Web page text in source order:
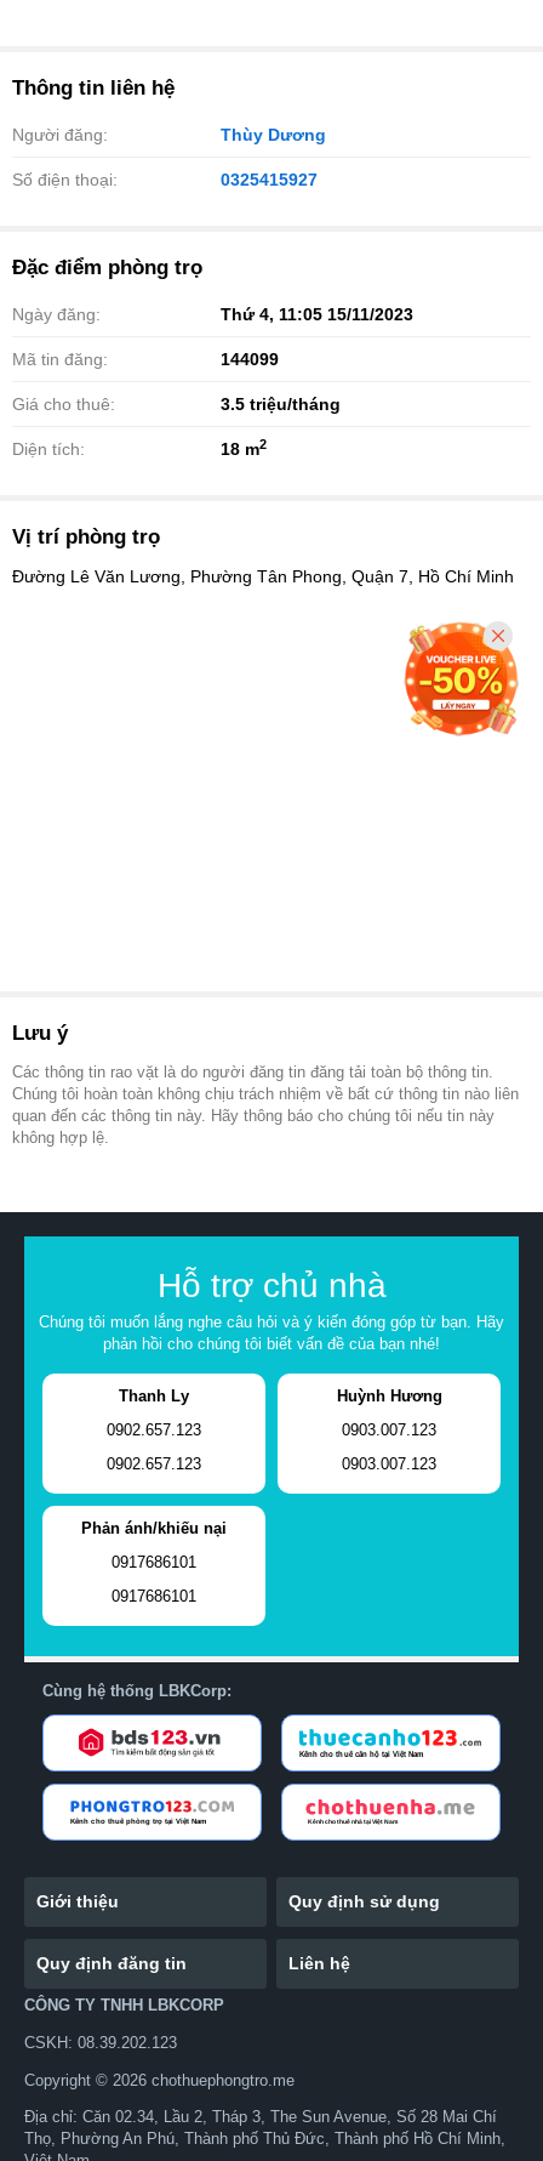
Thông tin liên hệ
Người đăng: Thùy Dương
Số điện thoại: 0325415927
Đặc điểm phòng trọ
Ngày đăng: Thứ 4, 11:05 15/11/2023
Mã tin đăng: 144099
Giá cho thuê: 3.5 triệu/tháng
Diện tích: 18 m2
Vị trí phòng trọ
Đường Lê Văn Lương, Phường Tân Phong, Quận 7, Hồ Chí Minh
Lưu ý
Các thông tin rao vặt là do người đăng tin đăng tải toàn bộ thông tin.
Chúng tôi hoàn toàn không chịu trách nhiệm về bất cứ thông tin nào liên
quan đến các thông tin này. Hãy thông báo cho chúng tôi nếu tin này
không hợp lệ.
Hỗ trợ chủ nhà
Chúng tôi muốn lắng nghe câu hỏi và ý kiến đóng góp từ bạn. Hãy
phản hồi cho chúng tôi biết vấn đề của bạn nhé!
Thanh Ly
0902.657.123
0902.657.123
Huỳnh Hương
0903.007.123
0903.007.123
Phản ánh/khiếu nại
0917686101
0917686101
Cùng hệ thống LBKCorp:
Giới thiệu Quy định sử dụng
Quy định đăng tin Liên hệ
CÔNG TY TNHH LBKCORP
CSKH: 08.39.202.123
Copyright © 2026 chothuephongtro.me
Địa chỉ: Căn 02.34, Lầu 2, Tháp 3, The Sun Avenue, Số 28 Mai Chí
Thọ, Phường An Phú, Thành phố Thủ Đức, Thành phố Hồ Chí Minh,